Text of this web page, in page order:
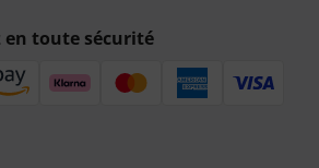
en toute sécurité